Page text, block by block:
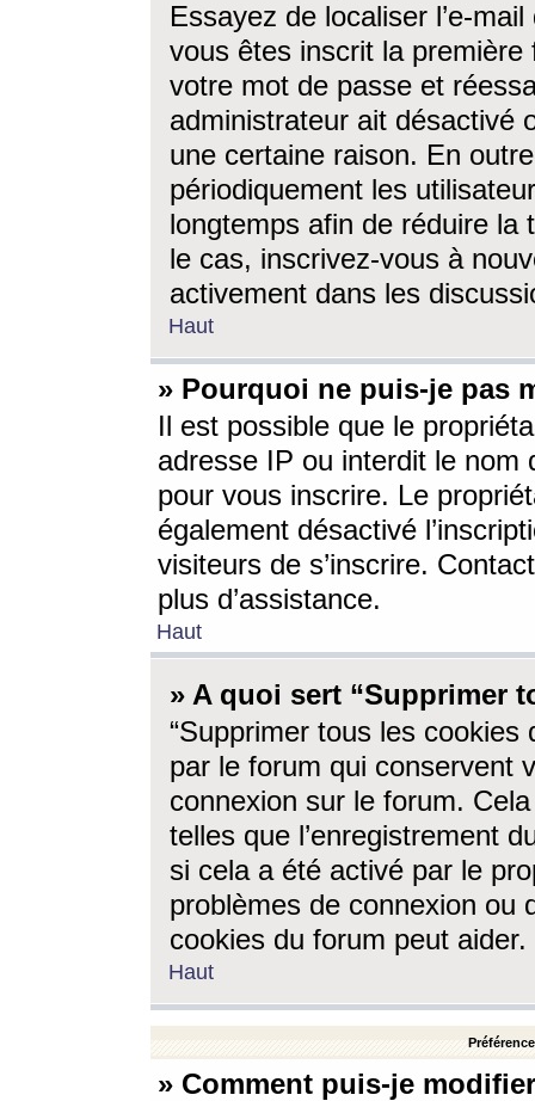
Essayez de localiser l’e-
vous êtes inscrit la première
votre mot de passe et
administrateur ait désactivé
une certaine raison. En
périodiquement les
longtemps afin de réduire la
le cas, inscrivez-vous à
activement dans les
Haut
» Pourquoi ne puis-je pas
Il est possible que le
adresse IP ou interdit le nom
pour vous inscrire. Le
également désactivé
visiteurs de s’inscrire.
plus d’assistance.
Haut
» A quoi sert “Supprimer
“Supprimer tous les cookies
par le forum qui conservent
connexion sur le forum.
telles que l’enregistrement
si cela a été activé par le
problèmes de connexion ou
cookies du forum peut aider.
Haut
» Comment puis-je